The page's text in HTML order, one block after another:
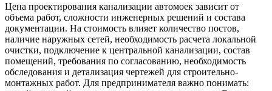
Цена проектирования канализации автомоек зависит от
объема работ, сложности инженерных решений и состава
документации. На стоимость влияет количество постов,
наличие наружных сетей, необходимость расчета локальной
очистки, подключение к центральной канализации, состав
помещений, требования по согласованию, необходимость
обследования и детализация чертежей для строительно-
монтажных работ. Для предпринимателя важно понимать: